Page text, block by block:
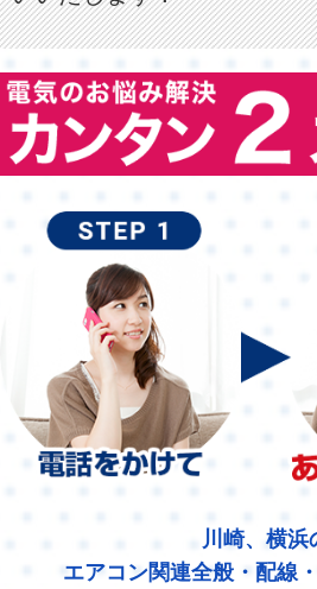
川崎、横浜
エアコン関連全般・配線